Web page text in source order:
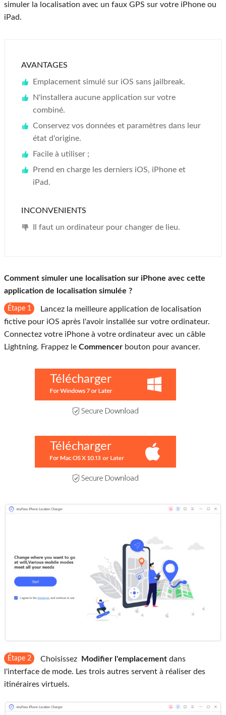
simuler la localisation avec un faux GPS sur votre iPhone ou
iPad.
AVANTAGES
Emplacement simulé sur iOS sans jailbreak.
N'installera aucune application sur votre
combiné.
Conservez vos données et paramètres dans leur
état d'origine.
Facile à utiliser ;
Prend en charge les derniers iOS, iPhone et
iPad.
INCONVENIENTS
Il faut un ordinateur pour changer de lieu.
Comment simuler une localisation sur iPhone avec cette
application de localisation simulée ?
Étape 1
Lancez la meilleure application de localisation
fictive pour iOS après l'avoir installée sur votre ordinateur.
Connectez votre iPhone à votre ordinateur avec un câble
Lightning. Frappez le Commencer bouton pour avancer.
Télécharger
Télécharger
Étape 2 Choisissez Modifier l'emplacement dans
l'interface de mode. Les trois autres servent à réaliser des
itinéraires virtuels.